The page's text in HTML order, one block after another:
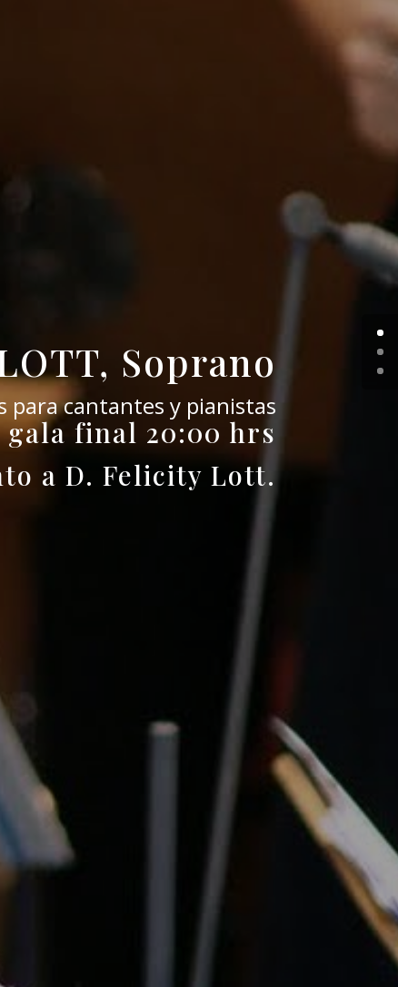
Soprano
para cantantes y pianistas
gala final 20:00 hrs
a D. Felicity Lott.